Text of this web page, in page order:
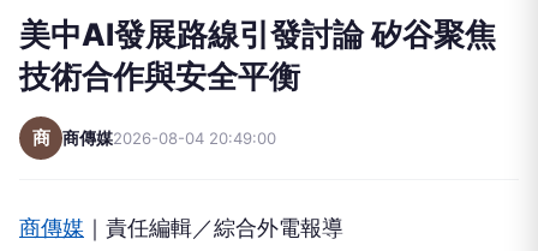
美中AI發展路線引發討論 矽谷聚焦
技術合作與安全平衡
商 商傳媒2026-08-04 20:49:00
商傳媒 ｜責任編輯／綜合外電報導